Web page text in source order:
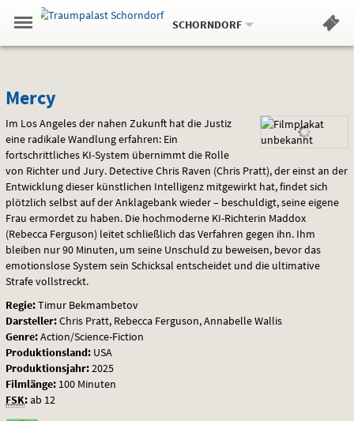
Springe
zum
,zum
.
Navigation
Gehe
zur
Standortauswahl
Standort:
SCHORNDORF.
Hinweis
Mercy
Mercy
Im Los Angeles der nahen Zukunft hat die Justiz
eine radikale Wandlung erfahren: Ein
fortschrittliches KI-System übernimmt die Rolle
von Richter und Jury. Detective Chris Raven (Chris Pratt), der einst an der
Entwicklung dieser künstlichen Intelligenz mitgewirkt hat, findet sich
plötzlich selbst auf der Anklagebank wieder – beschuldigt, seine eigene
Frau ermordet zu haben. Die hochmoderne KI-Richterin Maddox
(Rebecca Ferguson) leitet schließlich das Verfahren gegen ihn. Ihm
bleiben nur 90 Minuten, um seine Unschuld zu beweisen, bevor das
emotionslose System sein Schicksal entscheidet und die ultimative
Strafe vollstreckt.
Regie:Timur Bekmambetov
Darsteller:Chris Pratt, Rebecca Ferguson, Annabelle Wallis
Genre:Action/Science-Fiction
Produktionsland: USA
Produktionsjahr:2025
Filmlänge: 100 Minuten
FSK:ab 12